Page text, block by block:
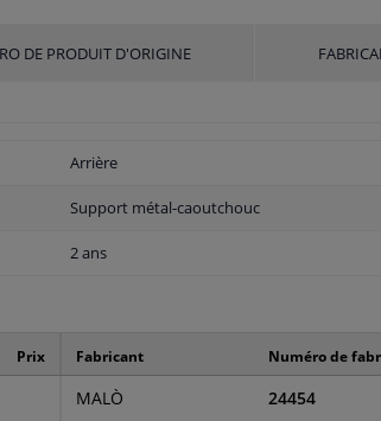
DE PRODUIT D'ORIGINE
Arrière
Support métal-caoutchouc
2 ans
Prix Fabricant Numéro de
MALÒ 24454